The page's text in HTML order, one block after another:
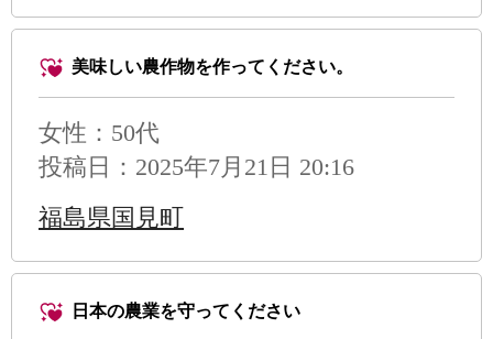
美味しい農作物を作ってください。
女性：50代
投稿日：2025年7月21日 20:16
福島県国見町
日本の農業を守ってください